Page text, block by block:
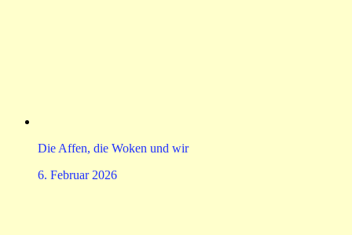
Die Affen, die Woken und wir
6. Februar 2026